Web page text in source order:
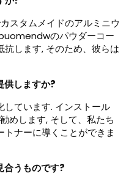
スタムメイドのアルミニウ
のパウダーコー
します, そのため、彼らは
しますか?
しています. インストール
めします, そして、私たち
ナーに導くことができま
うものです?